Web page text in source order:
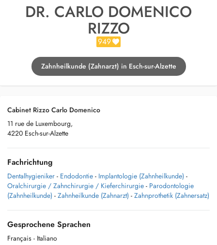
DR. CARLO DOMENICO
RIZZO
949
Zahnheilkunde (Zahnarzt) in Esch-sur-Alzette
Cabinet Rizzo Carlo Domenico
11 rue de Luxembourg,
4220 Esch-sur-Alzette
Fachrichtung
Dentalhygieniker - Endodontie - Implantologie (Zahnheilkunde) -
Oralchirurgie / Zahnchirurgie / Kieferchirurgie - Parodontologie
(Zahnheilkunde) - Zahnheilkunde (Zahnarzt) - Zahnprothetik (Zahnersatz)
Gesprochene Sprachen
Français - Italiano